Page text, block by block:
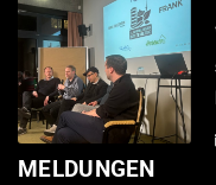
MELDUNGEN